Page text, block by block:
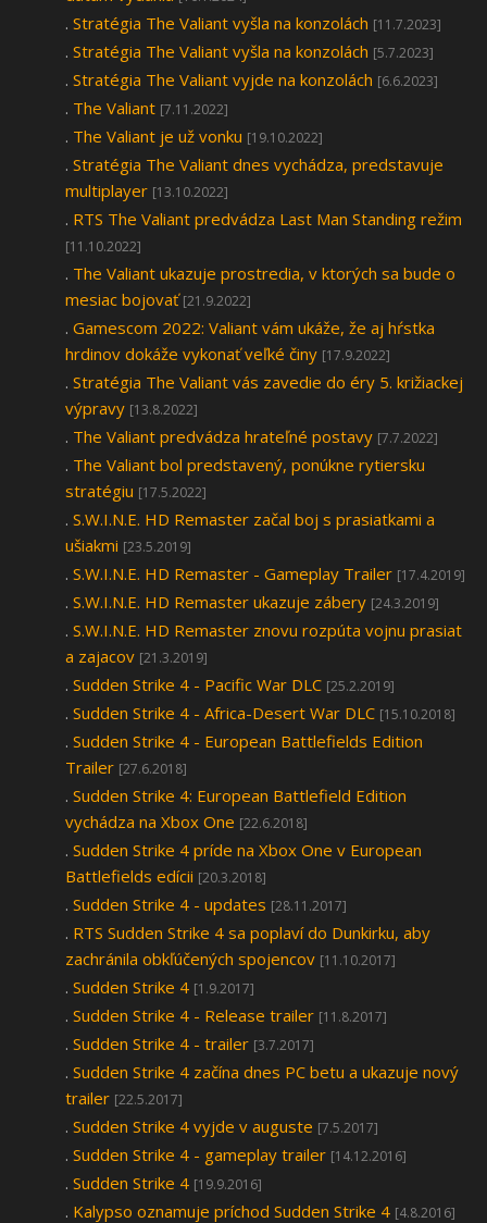
. Stratégia The Valiant vyšla na konzolách [11.7.2023]
. Stratégia The Valiant vyšla na konzolách [5.7.2023]
. Stratégia The Valiant vyjde na konzolách [6.6.2023]
. The Valiant [7.11.2022]
. The Valiant je už vonku [19.10.2022]
. Stratégia The Valiant dnes vychádza, predstavuje
multiplayer [13.10.2022]
. RTS The Valiant predvádza Last Man Standing režim
[11.10.2022]
. The Valiant ukazuje prostredia, v ktorých sa bude o
mesiac bojovať [21.9.2022]
. Gamescom 2022: Valiant vám ukáže, že aj hŕstka
hrdinov dokáže vykonať veľké činy [17.9.2022]
. Stratégia The Valiant vás zavedie do éry 5. križiackej
výpravy [13.8.2022]
. The Valiant predvádza hrateľné postavy [7.7.2022]
. The Valiant bol predstavený, ponúkne rytiersku
stratégiu [17.5.2022]
. S.W.I.N.E. HD Remaster začal boj s prasiatkami a
ušiakmi [23.5.2019]
. S.W.I.N.E. HD Remaster - Gameplay Trailer [17.4.2019]
. S.W.I.N.E. HD Remaster ukazuje zábery [24.3.2019]
. S.W.I.N.E. HD Remaster znovu rozpúta vojnu prasiat
a zajacov [21.3.2019]
. Sudden Strike 4 - Pacific War DLC [25.2.2019]
. Sudden Strike 4 - Africa-Desert War DLC [15.10.2018]
. Sudden Strike 4 - European Battlefields Edition
Trailer [27.6.2018]
. Sudden Strike 4: European Battlefield Edition
vychádza na Xbox One [22.6.2018]
. Sudden Strike 4 príde na Xbox One v European
Battlefields edícii [20.3.2018]
. Sudden Strike 4 - updates [28.11.2017]
. RTS Sudden Strike 4 sa poplaví do Dunkirku, aby
zachránila obkľúčených spojencov [11.10.2017]
. Sudden Strike 4 [1.9.2017]
. Sudden Strike 4 - Release trailer [11.8.2017]
. Sudden Strike 4 - trailer [3.7.2017]
. Sudden Strike 4 začína dnes PC betu a ukazuje nový
trailer [22.5.2017]
. Sudden Strike 4 vyjde v auguste [7.5.2017]
. Sudden Strike 4 - gameplay trailer [14.12.2016]
. Sudden Strike 4 [19.9.2016]
. Kalypso oznamuje príchod Sudden Strike 4 [4.8.2016]